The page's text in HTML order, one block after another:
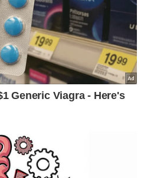
besar buat saya dan
agar kesemua warga
meneruskan
amanah
demi mengangkat
beliau. - Bernama
luar Pasar Borong Kuala